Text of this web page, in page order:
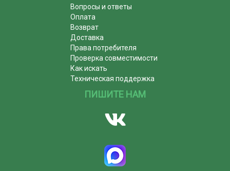
Вопросы и ответы
Оплата
Возврат
Доставка
Права потребителя
Проверка совместимости
Как искать
Техническая поддержка
ПИШИТЕ НАМ